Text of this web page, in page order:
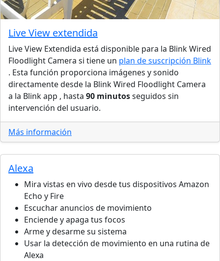
Live View extendida
Live View Extendida está disponible para la Blink Wired
Floodlight Camera si tiene un plan de suscripción Blink
. Esta función proporciona imágenes y sonido
directamente desde la Blink Wired Floodlight Camera
a la Blink app , hasta 90 minutosseguidos sin
intervención del usuario.
Más información
Alexa
Mira vistas en vivo desde tus dispositivos Amazon
Echo y Fire
Escuchar anuncios de movimiento
Enciende y apaga tus focos
Arme y desarme su sistema
Usar la detección de movimiento en una rutina de
Alexa